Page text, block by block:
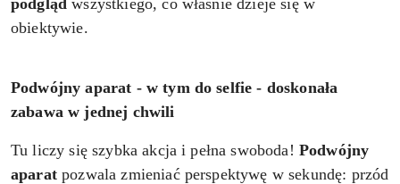
podgląd wszystkiego, co właśnie dzieje się w
obiektywie.
Podwójny aparat - w tym do selfie - doskonała
zabawa w jednej chwili
Tu liczy się szybka akcja i pełna swoboda! Podwójny
aparatpozwala zmieniać perspektywę w sekundę: przód